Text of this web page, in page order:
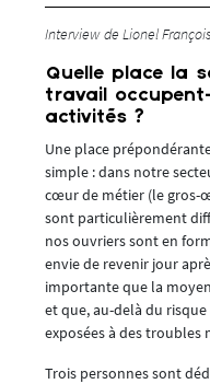
Interview de Lionel
Quelle place la
travail
activités ?
Une place
simple : dans notre
cœur de métier (le gros-
sont particulièrement
nos ouvriers sont en
envie de revenir jour
importante que la
et que, au-delà du
exposées à des
Trois personnes sont